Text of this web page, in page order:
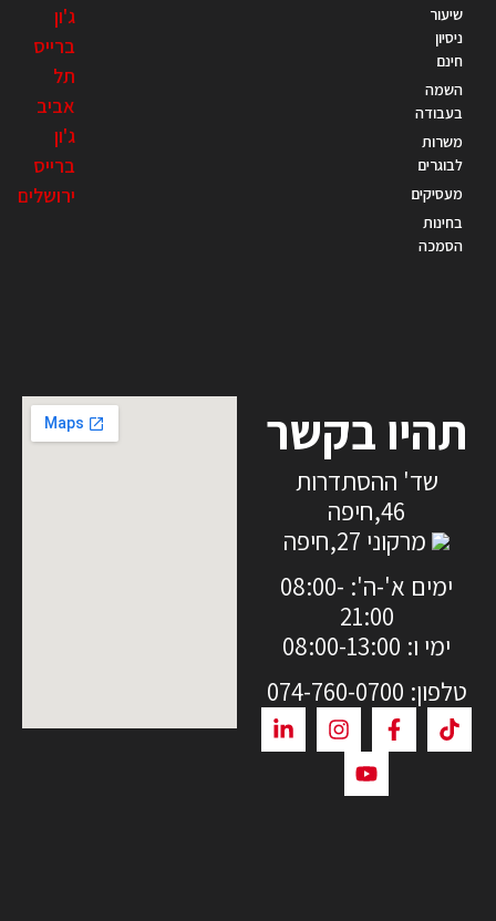
שיעור
ניסיון
חינם
השמה
בעבודה
משרות
לבוגרים
מעסיקים
בחינות
הסמכה
ג'ון
ברייס
תל
אביב
ג'ון
ברייס
ירושלים
תהיו בקשר
שד' ההסתדרות
46,חיפה
מרקוני 27,חיפה
ימים א'-ה': 08:00-
21:00
ימי ו: 08:00-13:00
טלפון: 074-760-0700